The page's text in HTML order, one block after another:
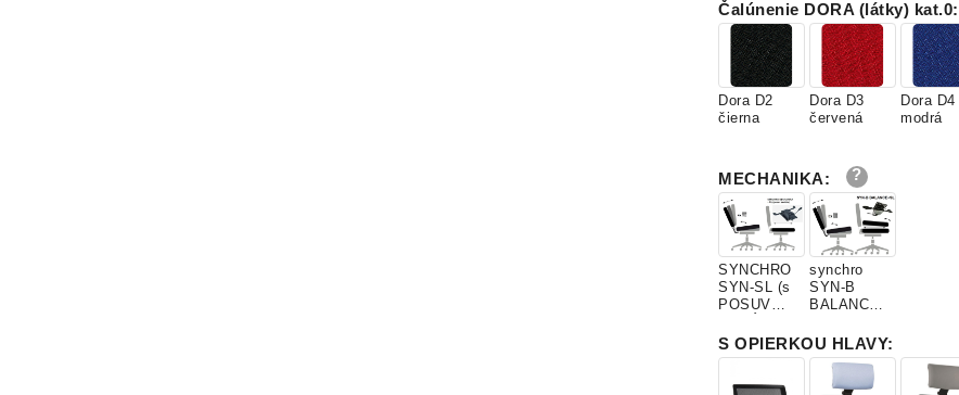
Čalúnenie DORA (látky) kat.0:
Dora D2
čierna
Dora D3
červená
Dora D4
modrá
MECHANIKA:
SYNCHRO
SYN-SL (s
POSUVOM
synchro
SYN-B
BALANCE
POSUVOM
a náklonom
SEDÁKU)
S OPIERKOU HLAVY: